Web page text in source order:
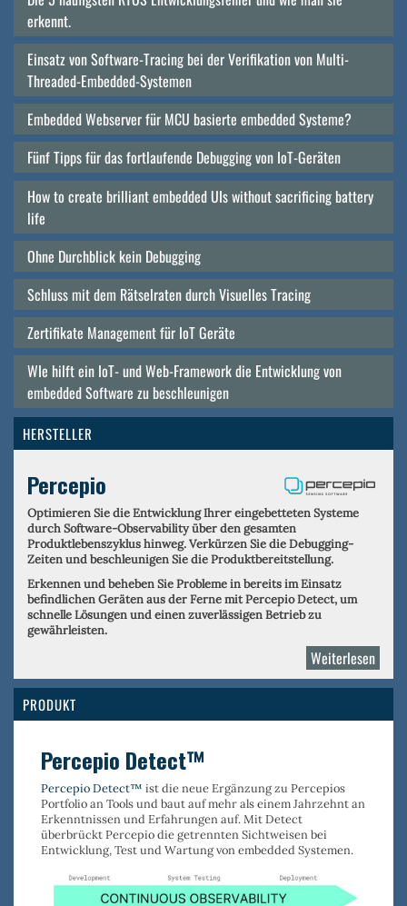
erkennt.
Einsatz von Software-Tracing bei der Verifikation von Multi-
Threaded-Embedded-Systemen
Embedded Webserver für MCU basierte embedded Systeme?
Fünf Tipps für das fortlaufende Debugging von IoT-Geräten
How to create brilliant embedded UIs without sacrificing battery
life
Ohne Durchblick kein Debugging
Schluss mit dem Rätselraten durch Visuelles Tracing
Zertifikate Management für IoT Geräte
WIe hilft ein IoT- und Web-Framework die Entwicklung von
embedded Software zu beschleunigen
HERSTELLER
Percepio
Optimieren Sie die Entwicklung Ihrer eingebetteten Systeme
durch Software-Observability über den gesamten
Produktlebenszyklus hinweg. Verkürzen Sie die Debugging-
Zeiten und beschleunigen Sie die Produktbereitstellung.
Erkennen und beheben Sie Probleme in bereits im Einsatz
befindlichen Geräten aus der Ferne mit Percepio Detect, um
schnelle Lösungen und einen zuverlässigen Betrieb zu
gewährleisten.
Weiterlesen
PRODUKT
Percepio Detect™
Percepio Detect™ ist die neue Ergänzung zu Percepios
Portfolio an Tools und baut auf mehr als einem Jahrzehnt an
Erkenntnissen und Erfahrungen auf. Mit Detect
überbrückt Percepio die getrennten Sichtweisen bei
Entwicklung, Test und Wartung von embedded Systemen.